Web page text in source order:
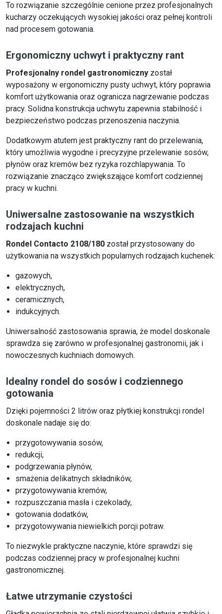
To rozwiązanie szczególnie cenione przez profesjonalnych
kucharzy oczekujących wysokiej jakości oraz pełnej kontroli
nad procesem gotowania.
Ergonomiczny uchwyt i praktyczny rant
Profesjonalny rondel gastronomiczny został
wyposażony w ergonomiczny pusty uchwyt, który poprawia
komfort użytkowania oraz ogranicza nagrzewanie podczas
pracy. Solidna konstrukcja uchwytu zapewnia stabilność i
bezpieczeństwo podczas przenoszenia naczynia.
Dodatkowym atutem jest praktyczny rant do przelewania,
który umożliwia wygodne i precyzyjne przelewanie sosów,
płynów oraz kremów bez ryzyka rozchlapywania. To
rozwiązanie znacząco zwiększające komfort codziennej
pracy w kuchni.
Uniwersalne zastosowanie na wszystkich
rodzajach kuchni
Rondel Contacto 2108/180 został przystosowany do
użytkowania na wszystkich popularnych rodzajach kuchenek:
gazowych,
elektrycznych,
ceramicznych,
indukcyjnych.
Uniwersalność zastosowania sprawia, że model doskonale
sprawdza się zarówno w profesjonalnej gastronomii, jak i
nowoczesnych kuchniach domowych.
Idealny rondel do sosów i codziennego
gotowania
Dzięki pojemności 2 litrów oraz płytkiej konstrukcji rondel
doskonale nadaje się do:
przygotowywania sosów,
redukcji,
podgrzewania płynów,
smażenia delikatnych składników,
przygotowywania kremów,
rozpuszczania masła i czekolady,
gotowania dodatków,
przygotowywania niewielkich porcji potraw.
To niezwykle praktyczne naczynie, które sprawdzi się
podczas codziennej pracy w profesjonalnej kuchni
gastronomicznej.
Łatwe utrzymanie czystości